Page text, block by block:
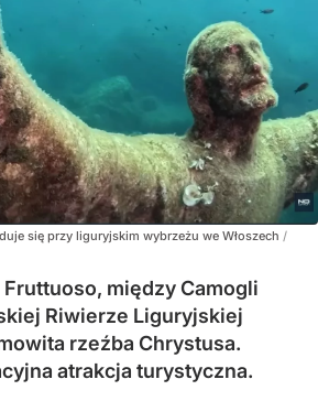
się przy liguryjskim wybrzeżu we Włoszech /
między Camogli
Riwierze Liguryjskiej
rzeźba Chrystusa.
atrakcja turystyczna.